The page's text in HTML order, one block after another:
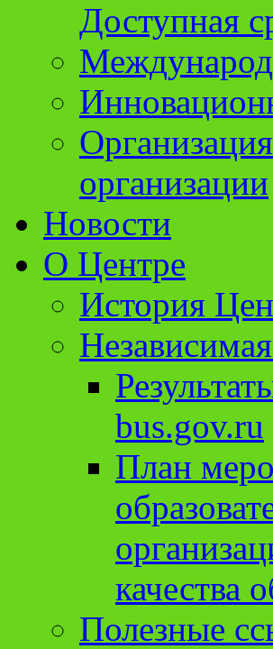
Доступная
организации
Новости
О Центре
История
bus.gov.ru
План
качества
Полезные